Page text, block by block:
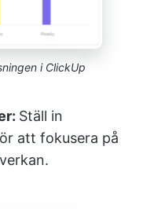
i ClickUp
Ställ in
att fokusera på